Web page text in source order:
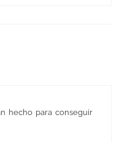
hecho para conseguir